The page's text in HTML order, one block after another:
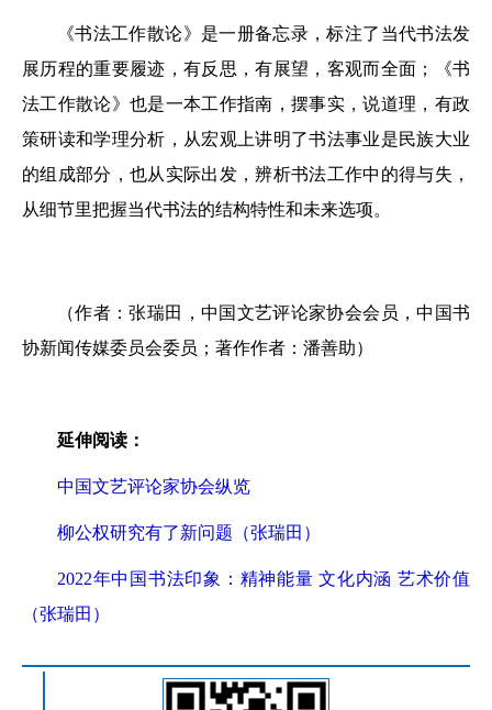
《书法工作散论》是一册备忘录，标注了当代书法发
展历程的重要履迹，有反思，有展望，客观而全面；《书
法工作散论》也是一本工作指南，摆事实，说道理，有政
策研读和学理分析，从宏观上讲明了书法事业是民族大业
的组成部分，也从实际出发，辨析书法工作中的得与失，
从细节里把握当代书法的结构特性和未来选项。
（作者：张瑞田，中国文艺评论家协会会员，中国书
协新闻传媒委员会委员；著作作者：潘善助）
延伸阅读：
中国文艺评论家协会纵览
柳公权研究有了新问题（张瑞田）
2022年中国书法印象：精神能量 文化内涵 艺术价值
（张瑞田）